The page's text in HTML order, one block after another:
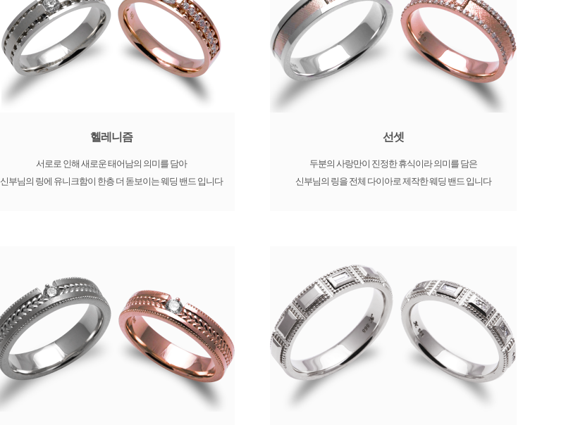
헬레니즘
서로로 인해 새로운 태어남의 의미를 담아
신부님의 링에 유니크함이 한층 더 돋보이는 웨딩 밴드 입니다
선셋
두분의 사랑만이 진정한 휴식이라 의미를 담은
신부님의 링을 전체 다이아로 제작한 웨딩 밴드 입니다